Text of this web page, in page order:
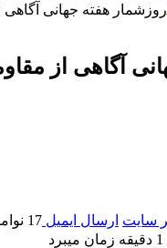
روزشمار هفته جهانی آگاهی از
از مقاومت
سایت ارسال ایمیل 17 نوامبر 2025